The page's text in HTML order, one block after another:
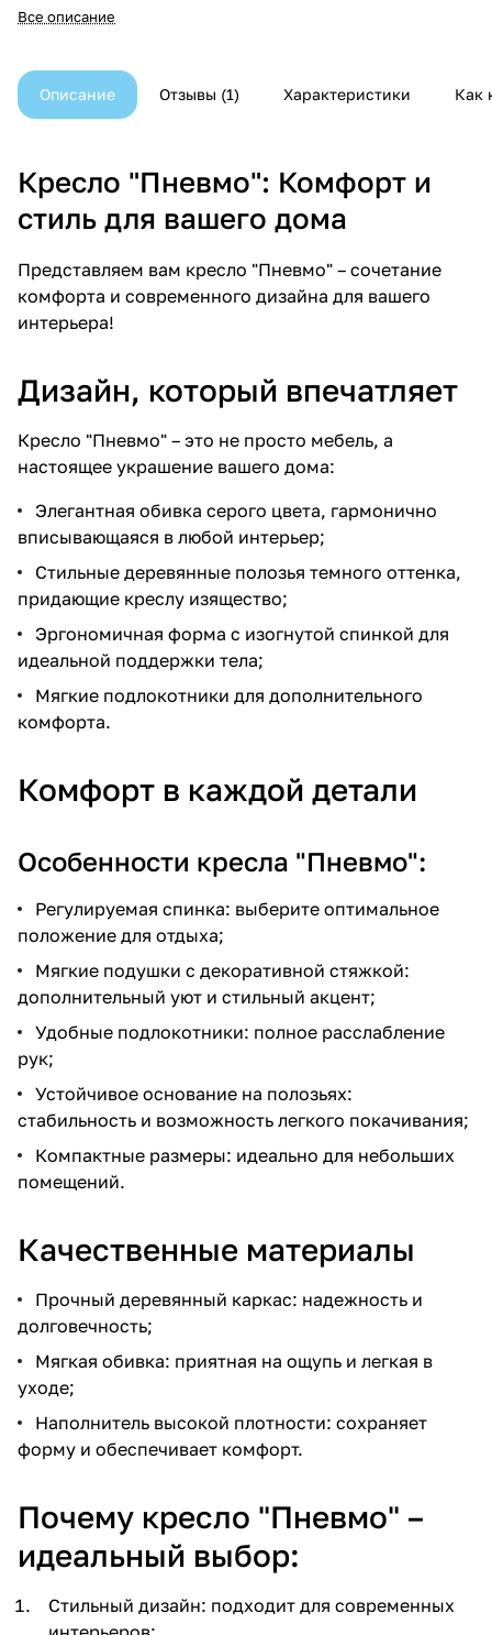
Все описание
Описание Отзывы 1 Характеристики Как
Кресло "Пневмо": Комфорт и
стиль для вашего дома
Представляем вам кресло "Пневмо" – сочетание
комфорта и современного дизайна для вашего
интерьера!
Дизайн, который впечатляет
Кресло "Пневмо" – это не просто мебель, а
настоящее украшение вашего дома:
Элегантная обивка серого цвета, гармонично
вписывающаяся в любой интерьер;
Стильные деревянные полозья темного оттенка,
придающие креслу изящество;
Эргономичная форма с изогнутой спинкой для
идеальной поддержки тела;
Мягкие подлокотники для дополнительного
комфорта.
Комфорт в каждой детали
Особенности кресла "Пневмо":
Регулируемая спинка: выберите оптимальное
положение для отдыха;
Мягкие подушки с декоративной стяжкой:
дополнительный уют и стильный акцент;
Удобные подлокотники: полное расслабление
рук;
Устойчивое основание на полозьях:
стабильность и возможность легкого покачивания;
Компактные размеры: идеально для небольших
помещений.
Качественные материалы
Прочный деревянный каркас: надежность и
долговечность;
Мягкая обивка: приятная на ощупь и легкая в
уходе;
Наполнитель высокой плотности: сохраняет
форму и обеспечивает комфорт.
Почему кресло "Пневмо" –
идеальный выбор:
Стильный дизайн: подходит для современных